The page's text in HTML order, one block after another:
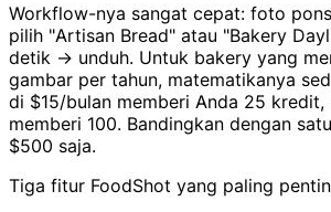
Workflow-nya sangat cepat: foto
pilih "Artisan Bread" atau "Bakery
detik → unduh. Untuk bakery yang
gambar per tahun, matematikanya
di $15/bulan memberi Anda 25 kredit,
memberi 100. Bandingkan dengan
$500 saja.
Tiga fitur FoodShot yang paling